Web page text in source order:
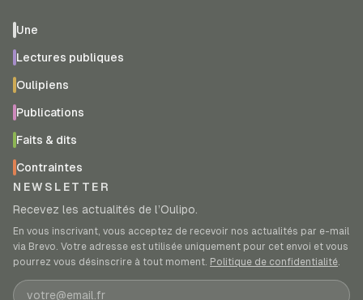
Une
Lectures publiques
Oulipiens
Publications
Faits & dits
Contraintes
NEWSLETTER
Recevez les actualités de l’Oulipo.
En vous inscrivant, vous acceptez de recevoir nos actualités par e-mail
via Brevo. Votre adresse est utilisée uniquement pour cet envoi et vous
pourrez vous désinscrire à tout moment. Politique de confidentialité.
Adresse e-mail